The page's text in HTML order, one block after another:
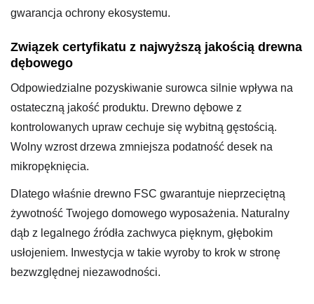
gwarancja ochrony ekosystemu.
Związek certyfikatu z najwyższą jakością drewna
dębowego
Odpowiedzialne pozyskiwanie surowca silnie wpływa na
ostateczną jakość produktu. Drewno dębowe z
kontrolowanych upraw cechuje się wybitną gęstością.
Wolny wzrost drzewa zmniejsza podatność desek na
mikropęknięcia.
Dlatego właśnie drewno FSC gwarantuje nieprzeciętną
żywotność Twojego domowego wyposażenia. Naturalny
dąb z legalnego źródła zachwyca pięknym, głębokim
usłojeniem. Inwestycja w takie wyroby to krok w stronę
bezwzględnej niezawodności.